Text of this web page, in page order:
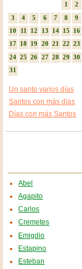
1
2
3
4 5 6 7 8
9
10
11 12 13 14 15
16
17 18 19 20 21 22
23
24 25 26 27 28 29
30
31
Un santo varios días
Santos con más días
Días con más Santos
Abel
Agapito
Carlos
Cremetes
Emigdio
Estapino
Esteban